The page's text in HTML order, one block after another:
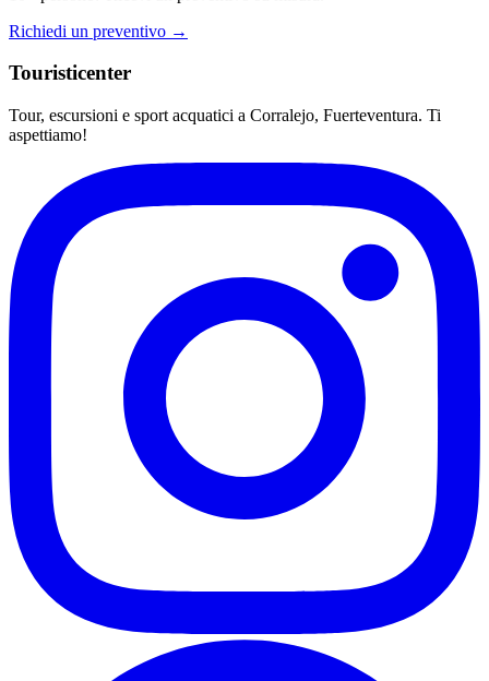
Richiedi un preventivo →
Touristicenter
Tour, escursioni e sport acquatici a Corralejo, Fuerteventura. Ti
aspettiamo!